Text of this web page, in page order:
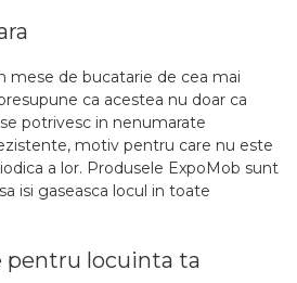
mese de bucatarie de cea mai
ca acestea nu doar ca
potrivesc in nenumarate
motiv pentru care nu este
a lor. Produsele ExpoMob sunt
isi gaseasca locul in toate
pentru locuinta ta